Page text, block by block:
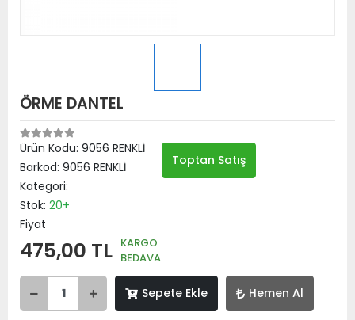
ÖRME DANTEL
Ürün Kodu: 9056 RENKLİ
Barkod: 9056 RENKLİ
Kategori:
Stok: 20+
Fiyat
475,00 TL KARGO
BEDAVA
Sepete Ekle Hemen Al
Toptan Satış